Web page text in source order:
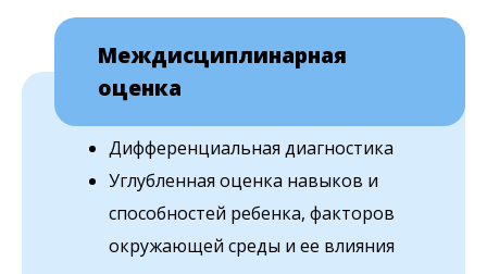
Междисциплинарная
оценка
Дифференциальная диагностика
Углубленная оценка навыков и
способностей ребенка, факторов
окружающей среды и ее влияния